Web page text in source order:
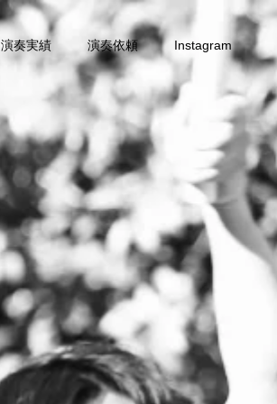
演奏実績 演奏依頼 Instagram